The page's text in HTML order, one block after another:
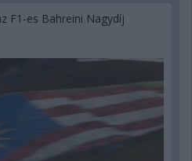
F1-es Bahreini Nagydíj